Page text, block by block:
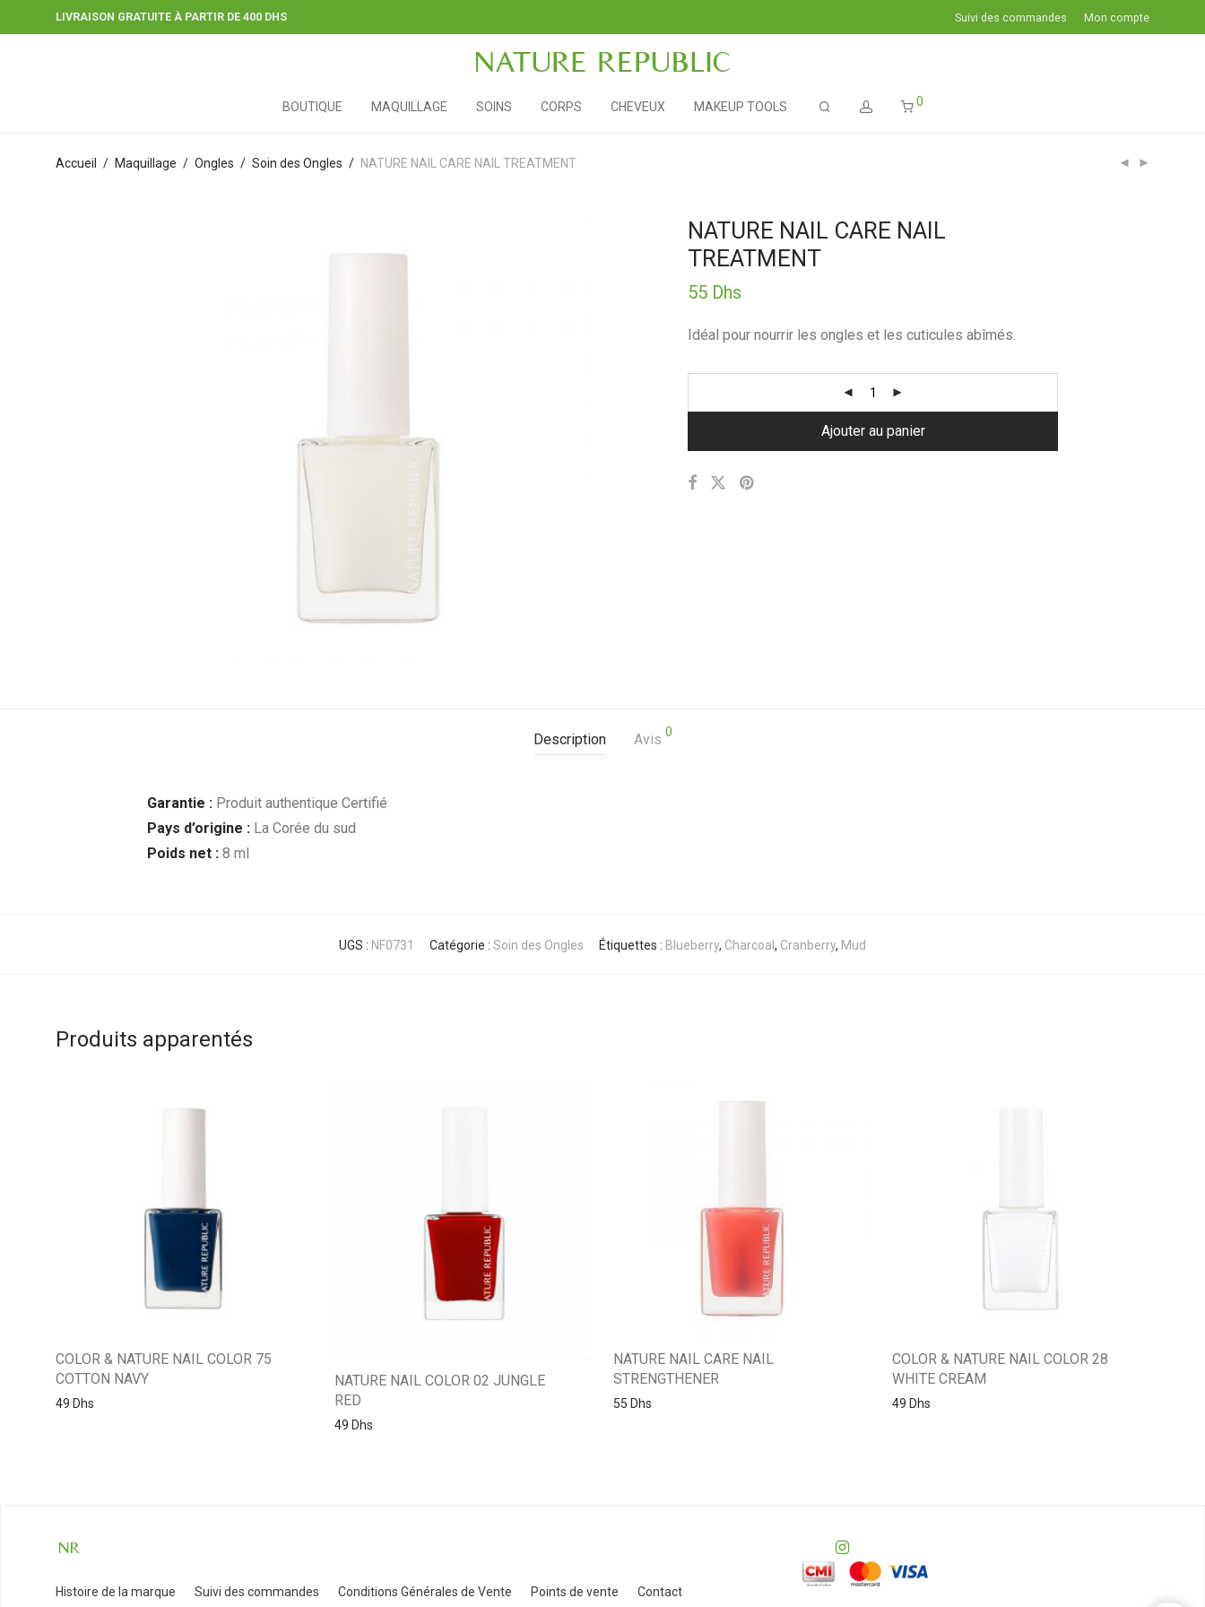
LIVRAISON GRATUITE À PARTIR DE 400 DHS Suivi des commandes Mon compte
BOUTIQUE MAQUILLAGE SOINS CORPS CHEVEUX MAKEUP TOOLS 0
Accueil / Maquillage / Ongles / Soin des Ongles / NATURE NAIL CARE NAIL TREATMENT
NATURE NAIL CARE NAIL
TREATMENT
55 Dhs
Idéal pour nourrir les ongles et les cuticules abîmés.
Ajouter au panier
Description Avis 0
Garantie : Produit authentique Certifié
Pays d’origine : La Corée du sud
Poids net : 8 ml
UGS : NF0731 Catégorie : Soin des Ongles Étiquettes : Blueberry, Charcoal , Cranberry, Mud
Produits apparentés
COLOR & NATURE NAIL COLOR 75
COTTON NAVY
49 Dhs
NATURE NAIL COLOR 02 JUNGLE
RED
49 Dhs
NATURE NAIL CARE NAIL
STRENGTHENER
55 Dhs
COLOR & NATURE NAIL COLOR 28
WHITE CREAM
49 Dhs
Histoire de la marque Suivi des commandes Conditions Générales de Vente Points de vente Contact